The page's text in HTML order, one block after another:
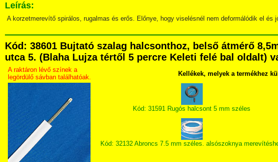
Leírás:
A korzetmerevítő spirálos, rugalmas és erős. Előnye, hogy viselésnél nem deformálódik el és
Kód: 38601 Bujtató szalag halcsonthoz, belső átmérő
utca 5. (Blaha Lujza tértől 5 percre Keleti felé bal oldalt)
A raktáron lévő színek a
legördülő sávban találhatóak.
Kellékek, melyek a termékhez
Kód: 31591 Rugós halcsont 5 mm széles
Kód: 32132 Abroncs 7.5 mm széles. alsószoknya